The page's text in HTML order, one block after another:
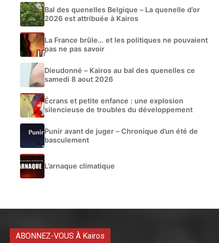
Bal des quenelles Belgique – La quenelle d’or
2026 est attribuée à Kairos
La France brûle… et les politiques ne pouvaient
pas ne pas savoir
Dieudonné – Kairos au bal des quenelles ce
samedi 8 aout 2026
Écrans et petite enfance : une explosion
silencieuse de troubles du développement
Punir avant de juger – Chronique d’un été de
basculement
L’arnaque climatique
ABONNEZ-VOUS À Kairos